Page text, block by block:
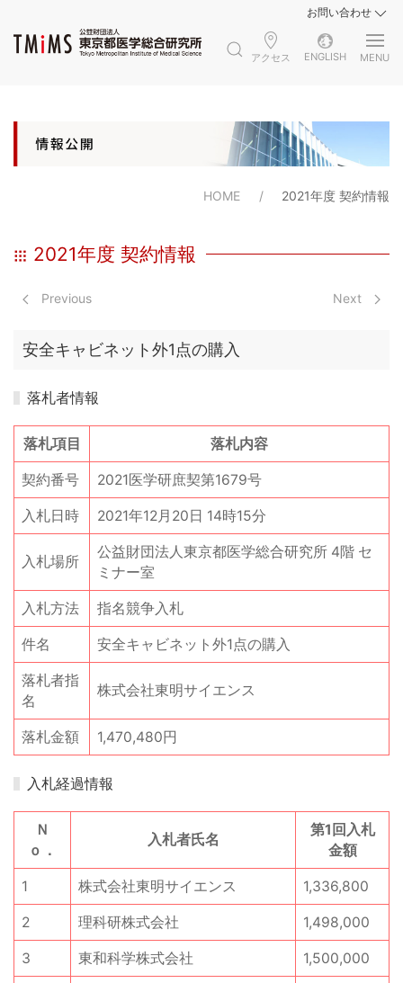
お問い合わせ
アクセス ENGLISH MENU
HOME 2021年度 契約情報
2021年度 契約情報
Previous Next
安全キャビネット外1点の購入
落札者情報
落札項目 落札内容
契約番号 2021医学研庶契第1679号
入札日時 2021年12月20日 14時15分
入札場所
公益財団法人東京都医学総合研究所 4階 セ
ミナー室
入札方法 指名競争入札
件名 安全キャビネット外1点の購入
落札者指
名
株式会社東明サイエンス
落札金額 1,470,480円
入札経過情報
Ｎ
ｏ．
入札者氏名
第1回入札
金額
1 株式会社東明サイエンス 1,336,800
2 理科研株式会社 1,498,000
3 東和科学株式会社 1,500,000